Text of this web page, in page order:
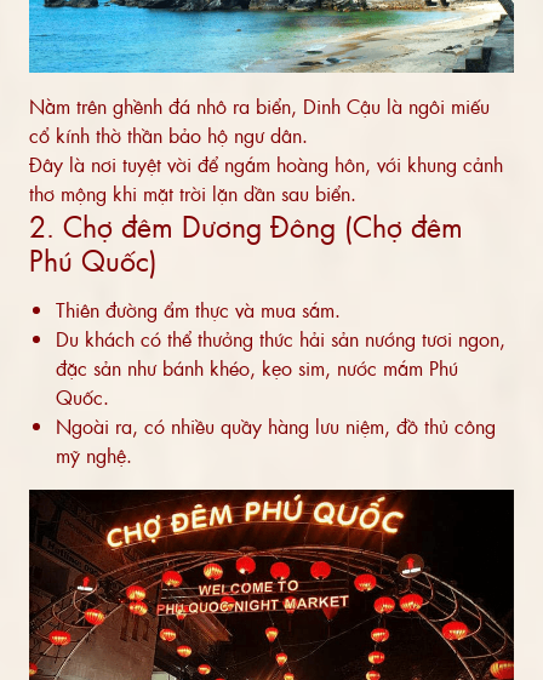
Nằm trên ghềnh đá nhô ra biển, Dinh Cậu là ngôi miếu
cổ kính thờ thần bảo hộ ngư dân.
Đây là nơi tuyệt vời để ngắm hoàng hôn, với khung cảnh
thơ mộng khi mặt trời lặn dần sau biển.
2. Chợ đêm Dương Đông (Chợ đêm
Phú Quốc)
Thiên đường ẩm thực và mua sắm.
Du khách có thể thưởng thức hải sản nướng tươi ngon,
đặc sản như bánh khéo, kẹo sim, nước mắm Phú
Quốc.
Ngoài ra, có nhiều quầy hàng lưu niệm, đồ thủ công
mỹ nghệ.